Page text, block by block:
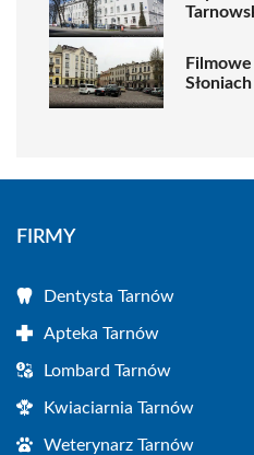
FIRMY
Dentysta Tarnów
Apteka Tarnów
Lombard Tarnów
Kwiaciarnia Tarnów
Weterynarz Tarnów